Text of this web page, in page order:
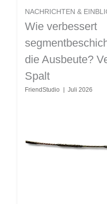
NACHRICHTEN &
Wie verbessert
die Ausbeute?
Spalt
FriendStudio Juli 2026